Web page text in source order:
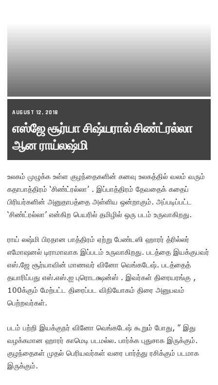
AUGUST 12, 2018
எஸ்ஜே சூர்யா சிஷ்யரால் சிண்ட்ரல்லா
ஆன ராய்லஷ்மி
உலகம் முழுக்க உள்ள குழந்தைகளின் கனவு உலகத்தில் வலம் வரும்
கதாபாத்திரம் ‘சிண்ட்ரல்லா’ . இப்பாத்திரம் தேவதைக் கதைப்
பிரியர்களின் அனுதாபத்தை அள்ளிய ஒன்றாகும். அப்படிப்பட்ட
‘சிண்ட்ரல்லா’ என்கிற பெயரில் தமிழில் ஒரு படம் உருவாகிறது.
ராய் லஷ்மி பிரதான பாத்திரம் ஏற்று பேண்டஸி ஹாரர் த்ரில்லர்
எமோஷனல் டிராமாவாக இப்படம் உருவாகிறது. படத்தை இயக்குபவர்
எஸ்.ஜே சூர்யாவின் மாணவர் வினோ வெங்கடேஷ். படத்தைத்
தயாரிப்பது எஸ்.எஸ்.ஐ புரொடக்ஷன்ஸ் . இவர்கள் திரையரங்கு ,
100க்கும் மேற்பட்ட திரைப்பட விநியோகம் திரை அனுபவம்
பெற்றவர்கள்.
படம் பற்றி இயக்குநர் வினோ வெங்கடேஷ் கூறும் போது, ” இது
வழக்கமான ஹாரர் காமெடி படமல்ல. பார்க்க புதுசாக இருக்கும்.
குழந்தைகள் முதல் பெரியவர்கள் வரை பார்த்து ரசிக்கும் படமாக
இருக்கும்.